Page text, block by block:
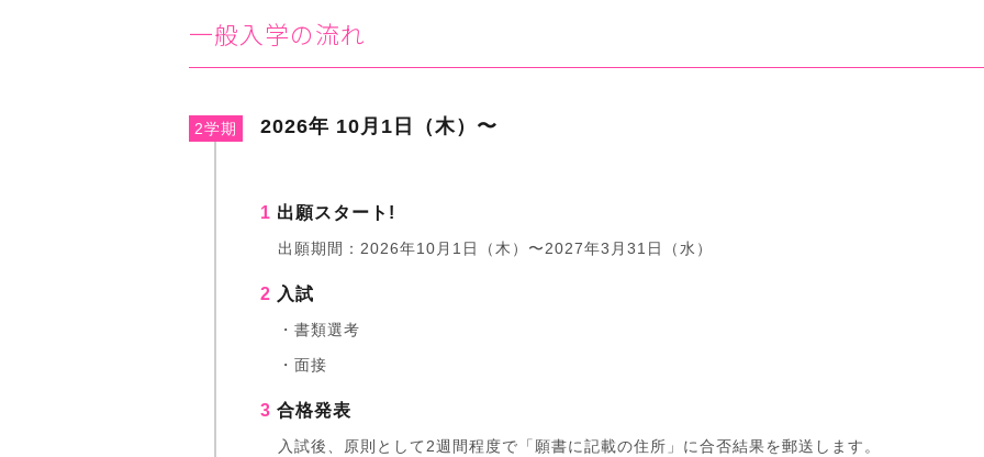
一般入学の流れ
2学期 2026年 10月1日（木）〜
1 出願スタート!
出願期間：2026年10月1日（木）〜2027年3月31日（水）
2 入試
・書類選考
・面接
3 合格発表
入試後、原則として2週間程度で「願書に記載の住所」に合否結果を郵送します。